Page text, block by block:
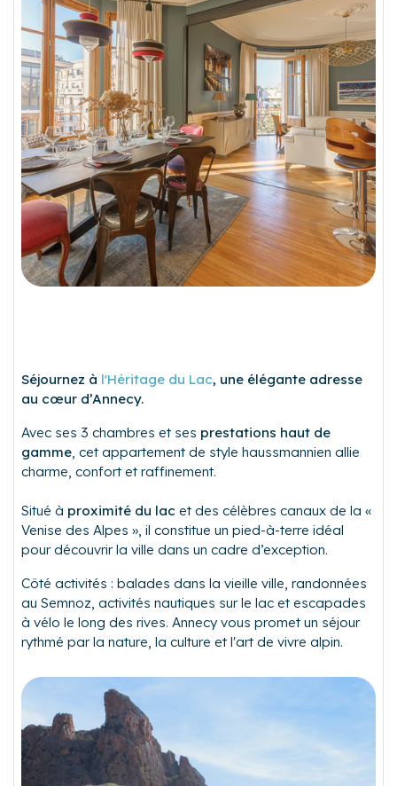
Séjournez à l'Héritage du Lac, une élégante adresse
au cœur d’Annecy.
Avec ses 3 chambres et ses prestations haut de
gamme, cet appartement de style haussmannien allie
charme, confort et raffinement.
Situé à proximité du lac et des célèbres canaux de la «
Venise des Alpes », il constitue un pied-à-terre idéal
pour découvrir la ville dans un cadre d’exception.
Côté activités : balades dans la vieille ville, randonnées
au Semnoz, activités nautiques sur le lac et escapades
à vélo le long des rives. Annecy vous promet un séjour
rythmé par la nature, la culture et l'art de vivre alpin.